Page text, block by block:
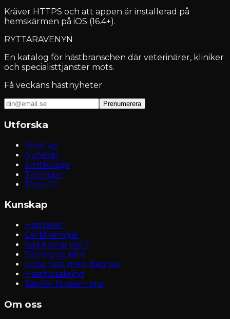
Kräver HTTPS och att appen är installerad på
hemskärmen på iOS (16.4+).
RYTTARAVENYN
En katalog för hästbranschen där veterinärer, kliniker
och specialisttjänster möts.
Få veckans hästnyheter
Prenumerera
Utforska
Företag
Nyheter
Smittoläge
Tävlingar
Topp 10
Kunskap
Hästraser
Certifieringar
Vad kostar det?
Säsongsguider
Köpa häst med diagnos
Hästförsäkring
Jämför försäkringar
Om oss